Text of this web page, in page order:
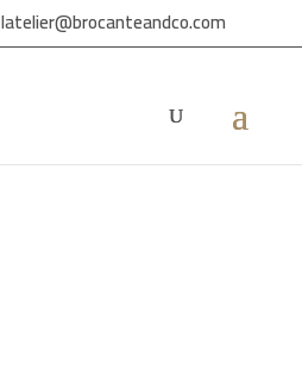
latelier@brocanteandco.com
/ Prie-Dieu